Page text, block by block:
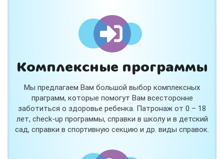
Комплексные программы
Мы предлагаем Вам большой выбор комплексных
праграмм, которые помогут Вам всесторонне
заботиться о здоровье ребенка. Патронаж от 0 – 18
лет, check-up программы, справки в школу и в детский
сад, справки в спортивную секцию и др. виды справок.